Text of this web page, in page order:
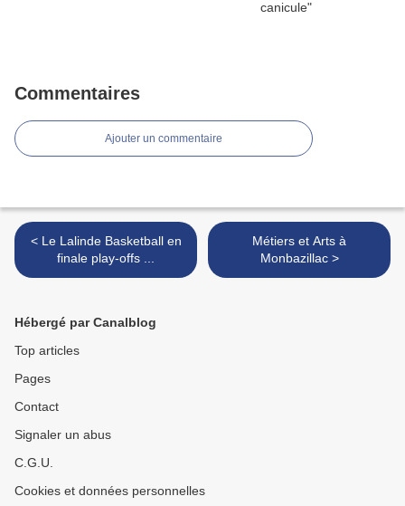
Commentaires
Ajouter un commentaire
< Le Lalinde Basketball en
finale play-offs ...
Métiers et Arts à
Monbazillac >
Hébergé par Canalblog
Top articles
Pages
Contact
Signaler un abus
C.G.U.
Cookies et données personnelles